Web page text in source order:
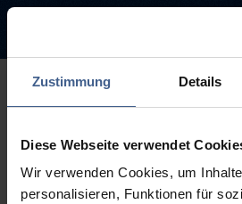
Zustimmung Details
Diese Webseite verwendet
Wir verwenden Cookies, um
personalisieren, Funktionen für
Sorry, this page is
available.